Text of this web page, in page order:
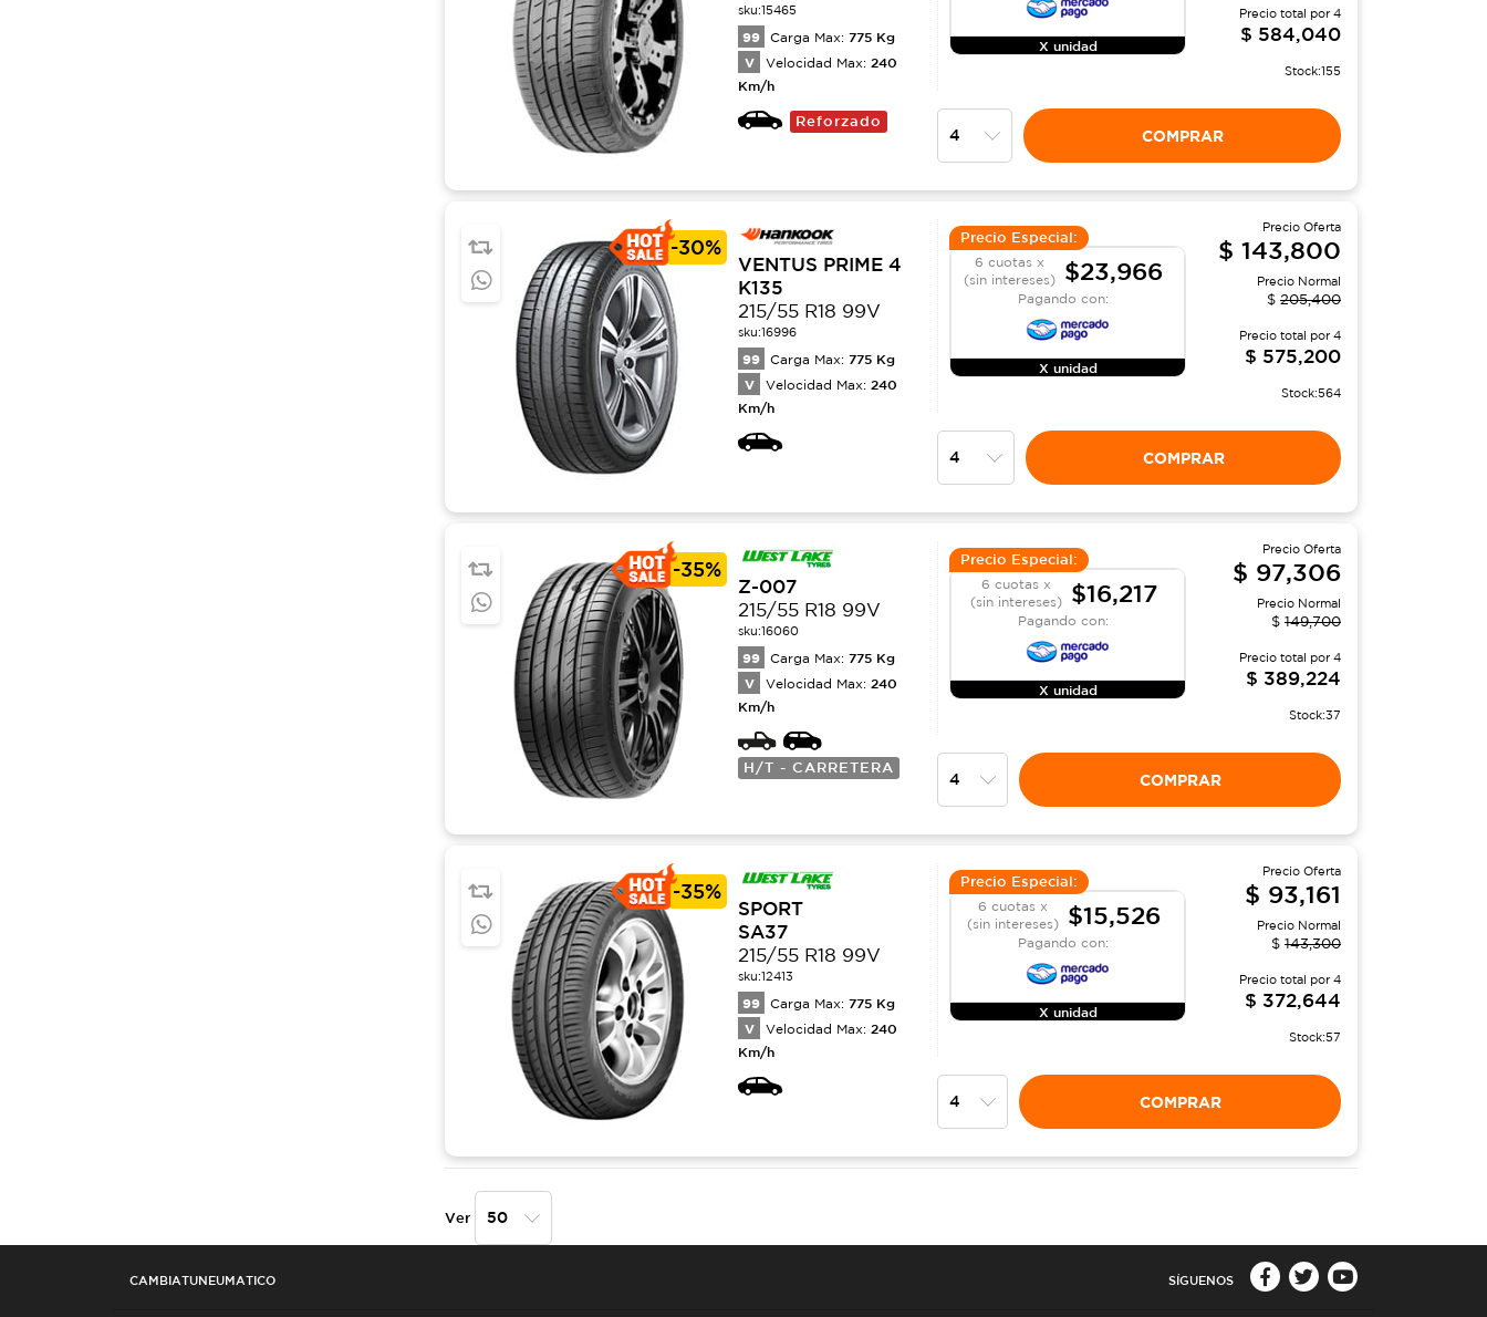
sku:15465
99 Carga Max: 775 Kg
V Velocidad Max: 240
Km/h
Reforzado
X unidad
Precio total por4
$ 584,040
Stock:155
COMPRAR
-30%
VENTUS PRIME 4
K135
215/55 R18 99V
sku:16996
99 Carga Max: 775 Kg
V Velocidad Max: 240
Km/h
Precio Especial:
6 cuotas x
(sin intereses)
$23,966
Pagando con:
X unidad
Precio Oferta
$ 143,800
Precio Normal
$ 205,400
Precio total por4
$ 575,200
Stock:564
COMPRAR
-35%
Z-007
215/55 R18 99V
sku:16060
99 Carga Max: 775 Kg
V Velocidad Max: 240
Km/h
H/T - CARRETERA
Precio Especial:
6 cuotas x
(sin intereses)
$16,217
Pagando con:
X unidad
Precio Oferta
$ 97,306
Precio Normal
$ 149,700
Precio total por4
$ 389,224
Stock:37
COMPRAR
-35%
SPORT
SA37
215/55 R18 99V
sku:12413
99 Carga Max: 775 Kg
V Velocidad Max: 240
Km/h
Precio Especial:
6 cuotas x
(sin intereses)
$15,526
Pagando con:
X unidad
Precio Oferta
$ 93,161
Precio Normal
$ 143,300
Precio total por4
$ 372,644
Stock:57
COMPRAR
Ver
CAMBIATUNEUMATICO SÍGUENOS